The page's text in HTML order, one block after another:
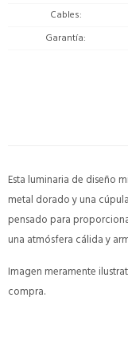
Cables
Garantía
Esta luminaria de diseño
metal dorado y una
pensado para
una atmósfera cálida y
Imagen meramente
compra.